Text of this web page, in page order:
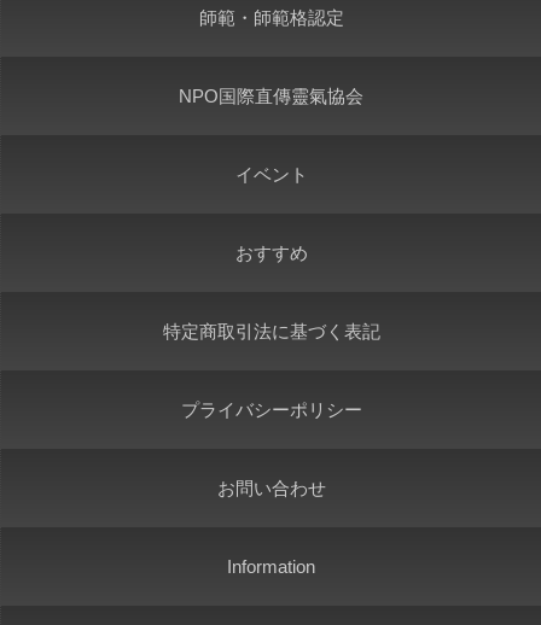
師範・師範格認定
NPO国際直傳靈氣協会
イベント
おすすめ
特定商取引法に基づく表記
プライバシーポリシー
お問い合わせ
Information